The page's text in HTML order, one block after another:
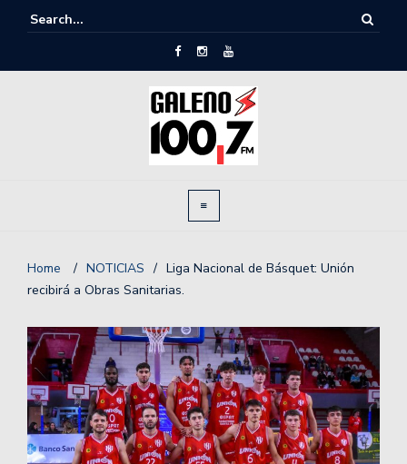
Home / NOTICIAS / Liga Nacional de Básquet: Unión
recibirá a Obras Sanitarias.